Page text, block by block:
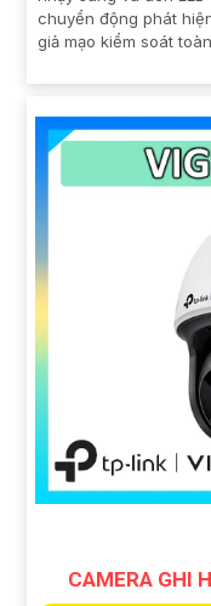
chuyển động phát
giả mạo kiểm soát
CAMERA GHI